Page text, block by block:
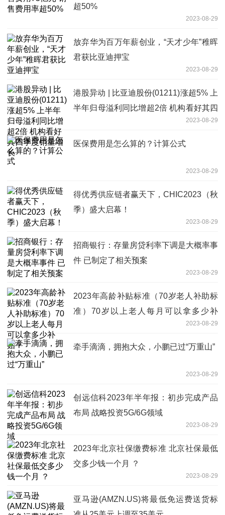
超50%
2023-08-29
放弃华为百万年薪创业，“天才少年”稚晖
君获比亚迪押宝
2023-08-29
港股异动 | 比亚迪股份(01211)涨超5% 上
半年归母溢利同比增超2倍 机构看好其四
2023-08-29
医保费用是怎么算的？计算公式
2023-08-29
得优秀供应链者赢天下，CHIC2023（秋
季）盛大启幕！
2023-08-29
招商银行：存量房贷利率下调是大概率事
件 已制定了相关预案
2023-08-29
2023年高龄补贴标准（70岁老人补助标
准）70岁以上老人每月可以拿多少补
2023-08-29
牵手滴滴，拥抱大众，小鹏已过“万重山”
2023-08-29
创远信科2023年半年报：初步完成产品
布局 战略投资5G/6G领域
2023-08-29
2023年北京社保缴费标准 北京社保最低
交多少钱一个月 ？
2023-08-29
亚马逊(AMZN.US)将最低免运费送货标